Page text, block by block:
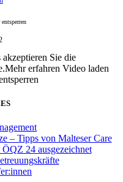
Sie die
erfahren Video laden
– Tipps von Malteser Care
24 ausgezeichnet